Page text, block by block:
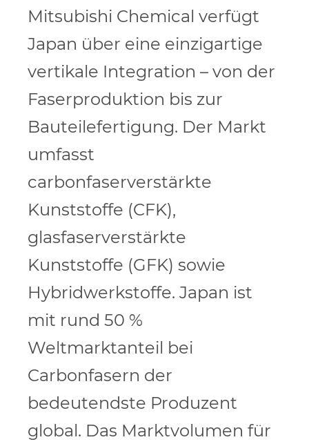
Mitsubishi Chemical verfügt
Japan über eine einzigartige
vertikale Integration – von der
Faserproduktion bis zur
Bauteilefertigung. Der Markt
umfasst
carbonfaserverstärkte
Kunststoffe (CFK),
glasfaserverstärkte
Kunststoffe (GFK) sowie
Hybridwerkstoffe. Japan ist
mit rund 50 %
Weltmarktanteil bei
Carbonfasern der
bedeutendste Produzent
global. Das Marktvolumen für